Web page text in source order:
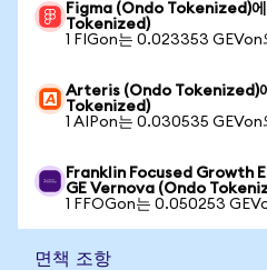
Figma (Ondo Tokenized)
Tokenized)
1 FIGon는 0.023353 GEVon
Arteris (Ondo Tokenized)
Tokenized)
1 AIPon는 0.030535 GEVon
Franklin Focused Growth
GE Vernova (Ondo
1 FFOGon는 0.050253
면책 조항